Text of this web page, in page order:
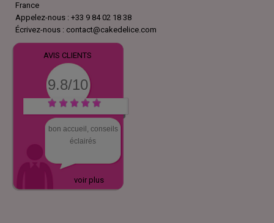
France
Appelez-nous : +33 9 84 02 18 38
Écrivez-nous : contact@cakedelice.com
AVIS CLIENTS
9.8/10
bon accueil, conseils
éclairés
voir plus